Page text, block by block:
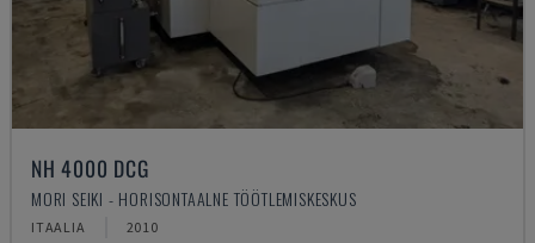
NH 4000 DCG
MORI SEIKI - HORISONTAALNE TÖÖTLEMISKESKUS
ITAALIA 2010